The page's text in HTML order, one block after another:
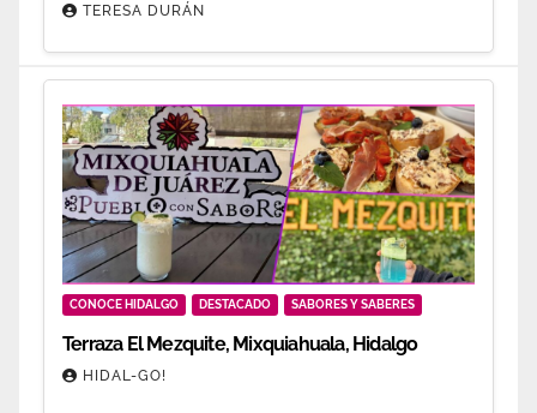
TERESA DURÁN
CONOCE HIDALGO DESTACADO SABORES Y SABERES
Terraza El Mezquite, Mixquiahuala, Hidalgo
HIDAL-GO!